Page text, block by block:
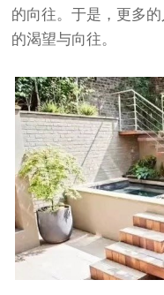
的向往。于是，更多
的渴望与向往。